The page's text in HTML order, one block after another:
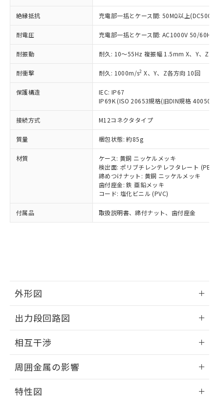
絶縁抵抗 充電部一括とケース間: 50MΩ以上(DC500V
耐電圧 充電部一括とケース間: AC1000V 50/60Hz
耐振動 耐久: 10～55Hz 複振幅 1.5mm X、Y、Z各
耐衝撃 耐久: 1000m/s2 X、Y、Z各方向 10回
保護構造
IEC: IP67
IP69K (ISO 20653規格(旧DIN規格 40050
接続方式 M12コネクタタイプ
質量 梱包状態: 約85g
材質
ケース: 黄銅 ニッケルメッキ
検出面: ポリブチレンテレフタレート (PBT)
締めつけナット: 黄銅 ニッケルメッキ
歯付座金: 鉄 亜鉛メッキ
コード: 塩化ビニル (PVC)
付属品 取扱説明書、締付ナット、歯付座金
外形図
外形図
出力段回路図
出力段回路図
相互干渉
相互干渉
周囲金属の影響
特性図
在庫状況および標準価格照会結果は、
記載している更新日時点での社内デー
タに基づき作成されるものであり、閲
覧された時点での実際の在庫および標
準価格とは異なる場合があることをご
了承ください。
正式な納期状況および標準価格はお客
様のお取引先、またはお客様担当のオ
ムロン制御機器販売店・当社販売員に
ご相談ください。
オムロン制御機器販売店や当社販売拠
販売ネットワーク
」をご確認
在庫状況および標準価格結果を当社の
事前の承諾なく第三者に漏洩または開
示しないようお願いします。
マイパーツ機能（部品リスト作成サー
ビス）をご利用いただくには、I-Web
メンバーズにご登録されている必要が
お客様が当ウェブサイト上で当社にご
※当社の共同利用者とは、"個人情報
むを得ず変更することがあります。
*EU RoHS指令（10物質）：
鉛(Pb) 1000ppm以下、 水銀(Hg) 1000ppm以下、 カド
ミウム(Cd) 100ppm以下、
六価クロム(Cr(Ⅵ)) 1000ppm以下、ポリ臭化ビフェニル
類(PBB) 1000ppm以下、ポリ臭化ジフェニルエーテル類
(PBDE) 1000ppm以下、フタル酸ビス(2-エチルヘキシ
ル) (DEHP)(別名：DOP) 1000ppm以下、フタル酸ブチ
(DIBP) 1000ppm以下
但し、RoHS指令で産業用監視および制御機器に対する
適用除外項目は除く。
フタル酸エステル類の４物質については閾値を超える意
図的な使用がないことを確認しています。
※2 対応予定月
部品在庫の切り替え状況などにより、予定
月が前後することがあります。
※3 非含有証明書ダウンロード
※本証明書は発行日時点で非含有を証明す
るもので、過去に遡って非含有を証明する
ものではありません。
また、RoHS指令のフタル酸エステル類４
物質の対応では、対応完了までの期間は出
荷製品に未対応品が混在することから備考
既に当社にて対応品への在庫切替を完了
していることから、特段のことがない限
り、2022年1月12日より割愛しておりま
「－」：未確認です。当社販売部門へお問
い合わせください。
*中国RoHS10物質の基準値 (GB/T26572)：
Pb(鉛) :1000ppm、 Hg(水銀) : 1000ppm、 Cd(カドミウ
Cr(Ⅵ)(六価クロム) : 1000ppm、 PBBs(ポリ臭化ビフェ
ニル類) : 1000ppm、 PBDEs(ポリ臭化ジフェニルエーテ
DBP(フタル酸ジブチル) : 1000ppm、 DIBP(フタル酸ジ
イソブチル) : 1000ppm、 BBP(フタル酸ブチルベンジ
ル) : 1000ppm、
DEHP(フタル酸ビス(2-エチルヘキシル)) : 1000ppm
※2 環境保護使用期限
「ｅ」：有害物質（10物質）のすべてが基
準値以下であることを示します。
「10」：通常の使用状況下において有害物
質が外部に漏えいし、環境に深刻な影響を
及ぼさない年数を意味します。
「－」：未確認です。当社販売部門へお問
い合わせください。
為替および外国貿易法に定める商品
（以下｢規制貨物等」という）を輸出
または国外への提供する場合は、日本
国政府の輸出許可(または役務取引許
可)を取得するなどの必要な手続きを
当社は規制貨物を破棄する場合は、完
全に破砕するなど、違法に輸出されな
いよう必要な手段を講じます。
当社は貴社製品を、核兵器、ミサイ
ル、化学兵器、生物兵器またはその他
武器並びにこれらの製造装置等に一切
使用いたしません。
当社は、貴社製品を第三者に販売する
場合は、上記1、2および3の内容を当
該第三者に通知します。また当社は、
販売先および販売に係わる関係者が違
法に輸出するおそれがある場合は、取
り引きをいたしません。
一定数以上の在庫あり
一定数には満たないが在庫あり
在庫なし(最新の在庫状況につ
いては、お客様のお取引先、ま
たはお客様担当のオムロン制御
機器販売店・当社販売員にご確
認ください)
受注生産機種、また在庫状況の
情報を公開していない機種